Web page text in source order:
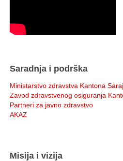
Saradnja i podrška
Ministarstvo zdravstva Kantona
Zavod zdravstvenog osiguranja
Partneri za javno zdravstvo
AKAZ
Misija i vizija